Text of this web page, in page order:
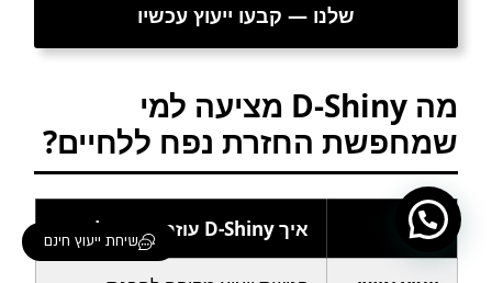
שלנו — קבעו ייעוץ עכשיו
מה D-Shiny מציעה למי
שמחפשת החזרת נפח ללחיים?
צורך איך D-Shiny עוזרת בפועל
שיחת ייעוץ חינם